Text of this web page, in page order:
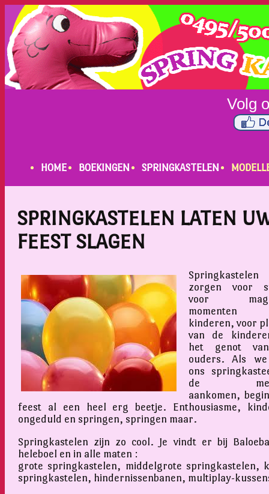
HOME BOEKINGEN SPRINGKASTELEN
SPRINGKASTELEN LATEN
FEEST SLAGEN
Springkastelen
zorgen voor
voor
momenten
kinderen, voor
van de
het genot
ouders. Als
ons
de
aankomen,
feest al een heel erg beetje. Enthousiasme,
ongeduld en springen, springen maar.
Springkastelen zijn zo cool. Je vindt er bij
heleboel en in alle maten :
grote springkastelen, middelgrote springkastelen,
springkastelen, hindernissenbanen, multiplay-